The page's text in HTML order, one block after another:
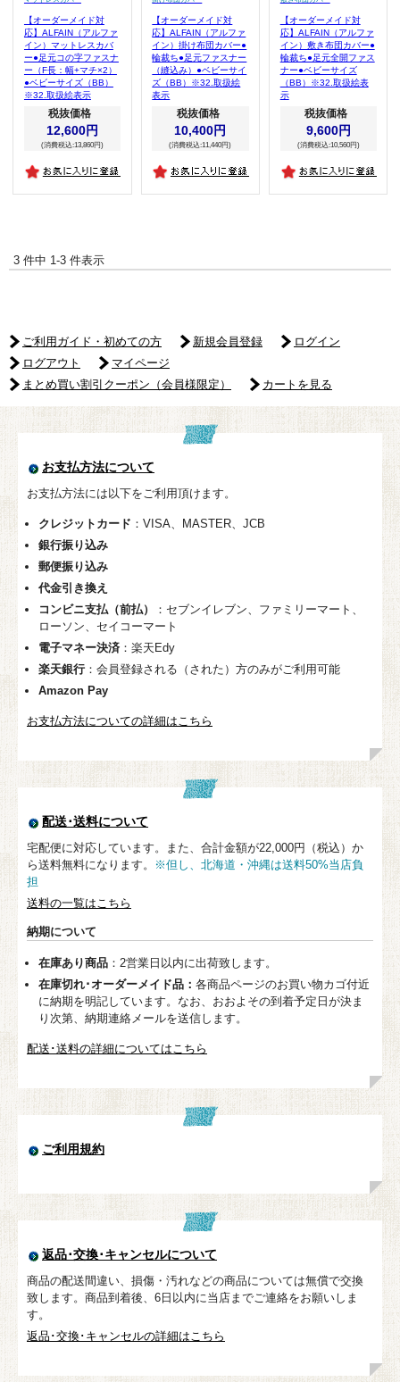
【オーダーメイド対
応】ALFAIN（アルファ
イン）マットレスカバ
ー●足元コの字ファスナ
ー（F長：幅+マチ×2）
●ベビーサイズ（BB）
※32.取扱絵表示
税抜価格
12,600円
(消費税込:13,860円)
【オーダーメイド対
応】ALFAIN（アルファ
イン）掛け布団カバー●
輪裁ち●足元ファスナー
（縫込み）●ベビーサイ
ズ（BB）※32.取扱絵
表示
税抜価格
10,400円
(消費税込:11,440円)
【オーダーメイド対
応】ALFAIN（アルファ
イン）敷き布団カバー●
輪裁ち●足元全開ファス
ナー●ベビーサイズ
（BB）※32.取扱絵表
示
税抜価格
9,600円
(消費税込:10,560円)
3 件中 1-3 件表示
ご利用ガイド・初めての方 新規会員登録
ログイン
ログアウト
マイページ
まとめ買い割引クーポン（会員様限定）
カートを見る
お支払方法について
お支払方法には以下をご利用頂けます。
クレジットカード ：VISA、MASTER、JCB
銀行振り込み
郵便振り込み
代金引き換え
コンビニ支払（前払）
：セブンイレブン、ファミリーマート、
ローソン、セイコーマート
電子マネー決済：楽天Edy
楽天銀行：会員登録される（された）方のみがご利用可能
Amazon Pay
お支払方法についての詳細はこちら
配送･送料について
宅配便に対応しています。また、合計金額が22,000円（税込）か
ら送料無料になります。
※但し、北海道・沖縄は送料50%当店負
担
送料の一覧はこちら
納期について
在庫あり商品：2営業日以内に出荷致します。
在庫切れ･オーダーメイド品： 各商品ページのお買い物カゴ付近
に納期を明記しています。なお、おおよその到着予定日が決ま
り次第、納期連絡メールを送信します。
配送･送料の詳細についてはこちら
ご利用規約
返品･交換･キャンセルについて
商品の配送間違い、損傷・汚れなどの商品については無償で交換
致します。商品到着後、6日以内に当店までご連絡をお願いしま
す。
返品･交換･キャンセルの詳細はこちら